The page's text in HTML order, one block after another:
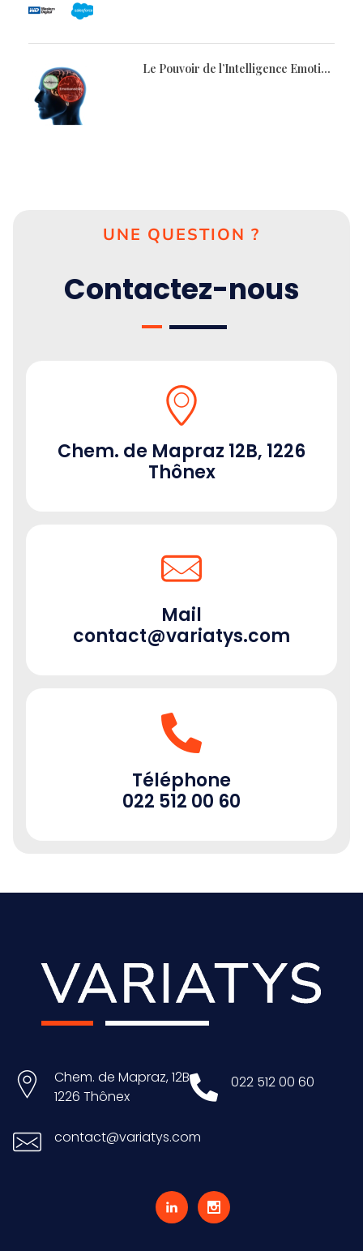
a
d
s
f
i
Le Pouvoir de l’Intelligence Emoti...
UNE QUESTION ?
Contactez-nous
Chem. de Mapraz 12B, 1226
Thônex
Mail
contact@variatys.com
Téléphone
022 512 00 60
Chem. de Mapraz, 12B
1226 Thônex
022 512 00 60
contact@variatys.com